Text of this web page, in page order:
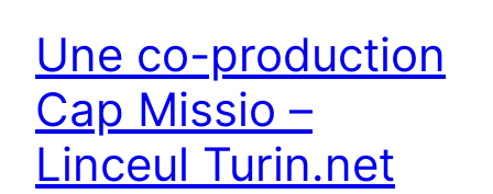
Une co-production
Cap Missio –
Linceul Turin.net